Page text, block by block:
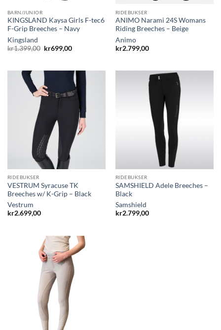
BARN/JUNIOR
KINGSLAND Kaysa Girls F-tec6
F-Grip Breeches – Navy
Kingsland
kr1.399,00 Opprinnelig
kr699,00Nåværende
RIDEBUKSER
ANIMO Narami 24S Womans
Riding Breeches – Beige
Animo
kr2.799,00
RIDEBUKSER
VESTRUM Syracuse TK
Breeches w/ K-Grip – Black
Vestrum
kr2.699,00
RIDEBUKSER
SAMSHIELD Adele Breeches –
Black
Samshield
kr2.799,00